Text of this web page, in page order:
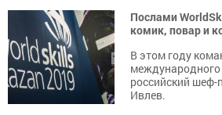
Послами
комик, повар и
В этом году
российский шеф-
Ивлев.